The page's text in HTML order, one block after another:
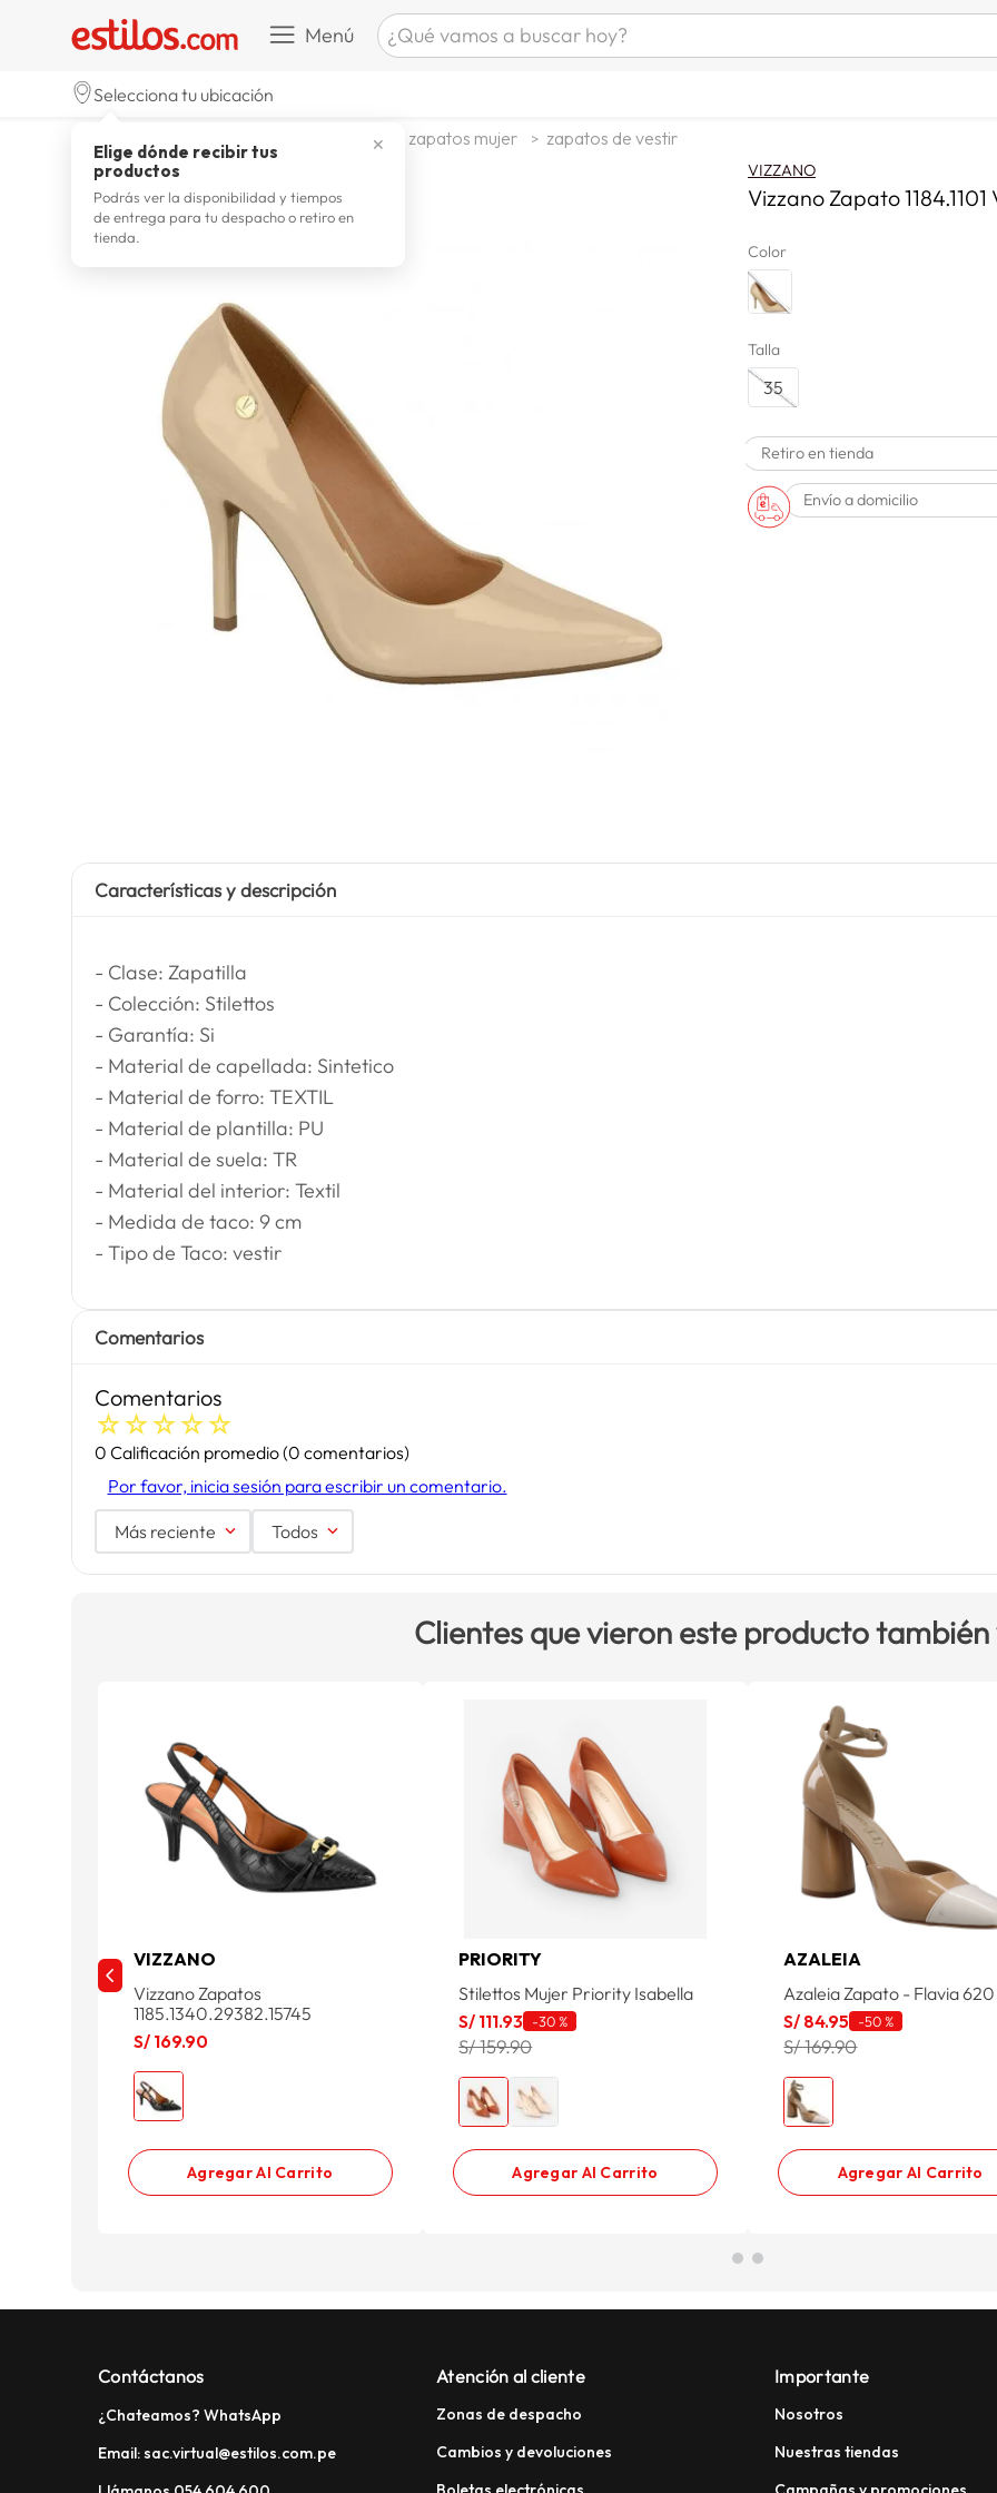
Menú ¿Qué vamos a buscar hoy?
celulares
Selecciona tu ubicación
✕
Elige dónde recibir tus
productos
Podrás ver la disponibilidad y tiempos
de entrega para tu despacho o retiro en
tienda.
zapatos zapatos mujer zapatos de vestir
VIZZANO
Vizzano Zapato 1184.1101
Color
Talla
35
Retiro en tienda
Envío a domicilio
Características y descripción
- Clase: Zapatilla
- Colección: Stilettos
- Garantía: Si
- Material de capellada: Sintetico
- Material de forro: TEXTIL
- Material de plantilla: PU
- Material de suela: TR
- Material del interior: Textil
- Medida de taco: 9 cm
- Tipo de Taco: vestir
Comentarios
Comentarios
☆☆☆☆☆
0 Calificación promedio(0 comentarios)
Por favor, inicia sesión para escribir un comentario.
Más reciente Todos
Clientes que vieron este producto
VIZZANO
Vizzano Zapatos
1185.1340.29382.15745
S/ 169.90
Agregar Al Carrito
PRIORITY
Stilettos Mujer Priority Isabella
S/ 111.93 -30 %
S/ 159.90
Agregar Al Carrito
AZALEIA
Azaleia Zapato - Flavia 620
S/ 84.95 -50 %
S/ 169.90
Agregar Al Carrito
Contáctanos
¿Chateamos? WhatsApp
Email: sac.virtual@estilos.com.pe
Atención al cliente
Zonas de despacho
Cambios y devoluciones
Importante
Nosotros
Nuestras tiendas